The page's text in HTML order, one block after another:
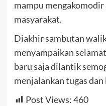
mampu
masyarakat.
Diakhir sambutan
menyampaikan
baru saja dilantik
menjalankan tugas dan
Post Views:460